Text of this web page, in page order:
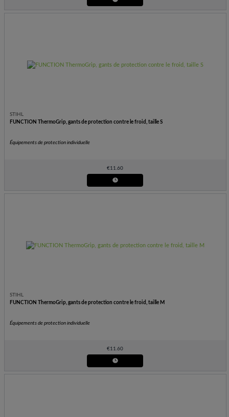
STIHL
FUNCTION ThermoGrip, gants de protection contre le froid, taille S
Équipements de protection individuelle
€11.60
STIHL
FUNCTION ThermoGrip, gants de protection contre le froid, taille M
Équipements de protection individuelle
€11.60